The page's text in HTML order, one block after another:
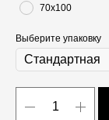
70х100
Выберите упаковку